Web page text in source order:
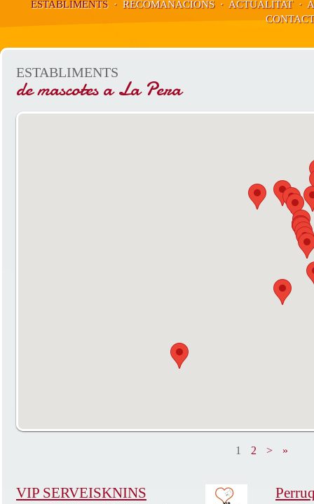
ESTABLIMENTS· RECOMANACIONS· ACTUALITAT·
ESTABLIMENTS
de mascotes a La Pera
1 2 > »
VIP SERVEISKNINS